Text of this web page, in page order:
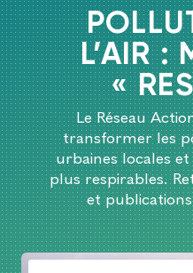
L’AIR :
«
Le Réseau
transformer les
urbaines locales
plus respirables.
et